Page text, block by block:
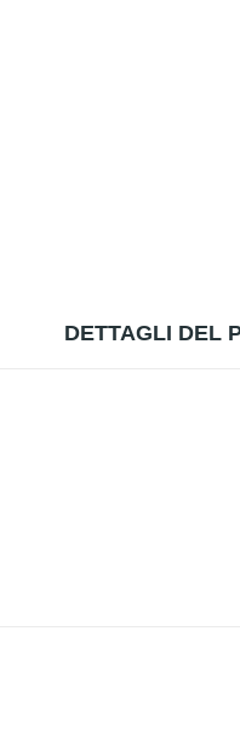
DETTAGLI DEL